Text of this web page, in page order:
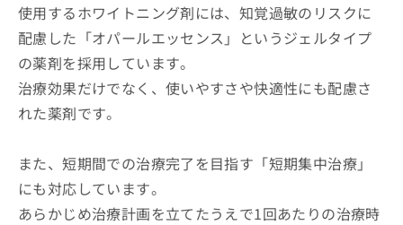
使用するホワイトニング剤には、知覚過敏のリスクに
配慮した「オパールエッセンス」というジェルタイプ
の薬剤を採用しています。
治療効果だけでなく、使いやすさや快適性にも配慮さ
れた薬剤です。
また、短期間での治療完了を目指す「短期集中治療」
にも対応しています。
あらかじめ治療計画を立てたうえで1回あたりの治療時